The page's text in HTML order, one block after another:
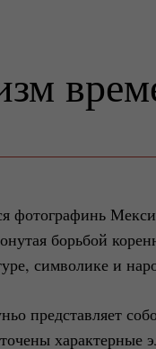
борьбой
символике и
представляет
характерные